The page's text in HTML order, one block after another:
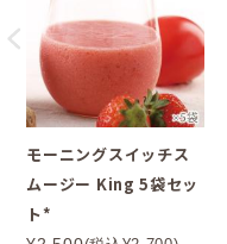
モーニングスイッチス
ムージー King 5袋セッ
ト*